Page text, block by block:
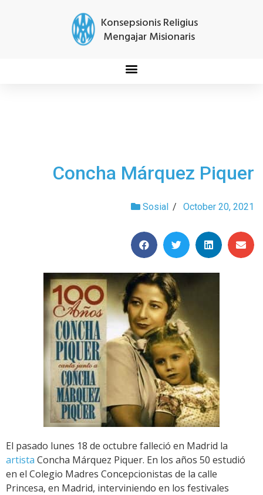
Konsepsionis Religius
Mengajar Misionaris
Concha Márquez Piquer
Sosial / October 20, 2021
El pasado lunes 18 de octubre falleció en Madrid la
artista Concha Márquez Piquer. En los años 50 estudió
en el Colegio Madres Concepcionistas de la calle
Princesa, en Madrid, interviniendo en los festivales